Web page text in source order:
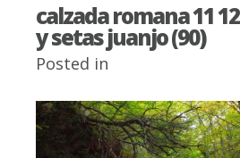
calzada romana 11 12
y setas juanjo (90)
Posted in